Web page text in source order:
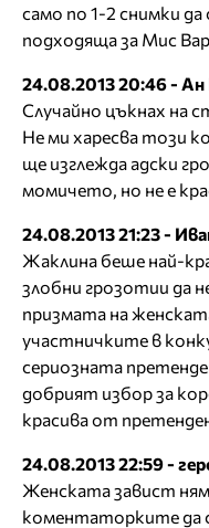
само по 1-2 снимки да
подходяща за Мис
24.08.2013 20:46 -
Случайно цъкнах на
Не ми харесва този
ще изглежда адски
момичето, но не е
24.08.2013 21:23 -
Жаклина беше най-
злобни грозотии да
призмата на
участничките в
сериозната
добрият избор за
красива от
24.08.2013 22:59 -
Женската завист
коментаторките да